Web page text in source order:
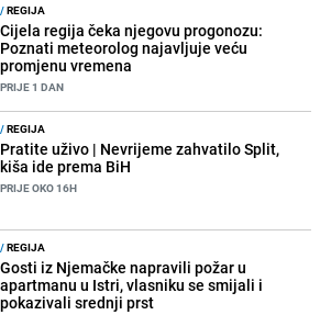
/REGIJA
Cijela regija čeka njegovu progonozu:
Poznati meteorolog najavljuje veću
promjenu vremena
PRIJE 1 DAN
/REGIJA
Pratite uživo | Nevrijeme zahvatilo Split,
kiša ide prema BiH
PRIJE OKO 16H
/REGIJA
Gosti iz Njemačke napravili požar u
apartmanu u Istri, vlasniku se smijali i
pokazivali srednji prst